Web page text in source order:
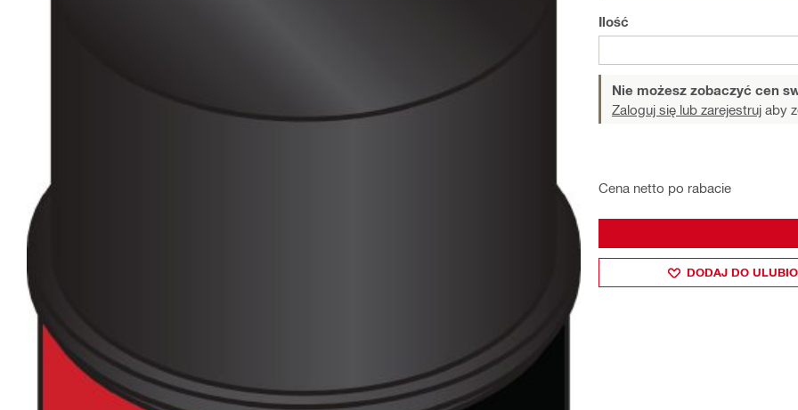
Ilość
Nie możesz zobaczyć cen
Zaloguj się lub zarejestruj aby
Cena netto po rabacie
DODAJ DO